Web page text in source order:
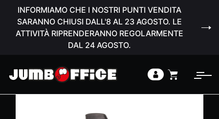
INFORMIAMO CHE I NOSTRI PUNTI VENDITA
SARANNO CHIUSI DALL'8 AL 23 AGOSTO. LE
ATTIVITÀ RIPRENDERANNO REGOLARMENTE
DAL 24 AGOSTO.